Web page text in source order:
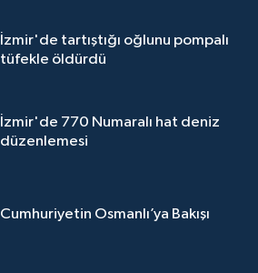
İzmir'de tartıştığı oğlunu pompalı
tüfekle öldürdü
İzmir'de 770 Numaralı hat deniz
düzenlemesi
Cumhuriyetin Osmanlı’ya Bakışı